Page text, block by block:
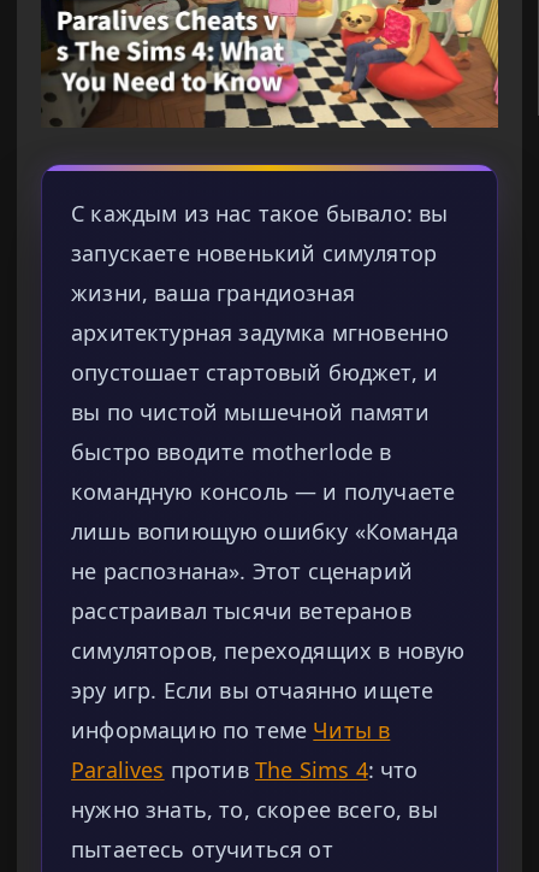
С каждым из нас такое бывало: вы
запускаете новенький симулятор
жизни, ваша грандиозная
архитектурная задумка мгновенно
опустошает стартовый бюджет, и
вы по чистой мышечной памяти
быстро вводите motherlode в
командную консоль — и получаете
лишь вопиющую ошибку «Команда
не распознана». Этот сценарий
расстраивал тысячи ветеранов
симуляторов, переходящих в новую
эру игр. Если вы отчаянно ищете
информацию по теме Читы в
Paralives против The Sims 4: что
нужно знать, то, скорее всего, вы
пытаетесь отучиться от